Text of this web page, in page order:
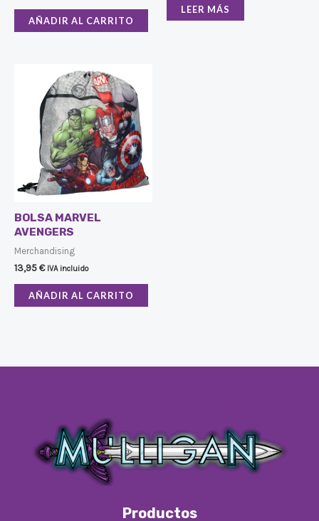
AÑADIR AL CARRITO
LEER MÁS
BOLSA MARVEL
AVENGERS
Merchandising
13,95€ IVA incluido
AÑADIR AL CARRITO
Productos